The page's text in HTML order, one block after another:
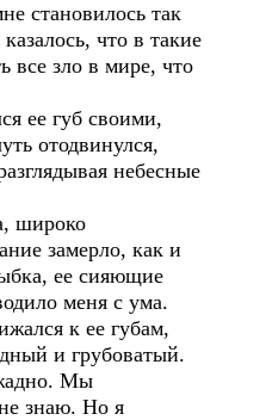
становилось так
что в такие
все зло в мире, что
ее губ своими,
отодвинулся,
небесные
широко
замерло, как и
ее сияющие
меня с ума.
к ее губам,
и грубоватый.
Мы
знаю. Но я